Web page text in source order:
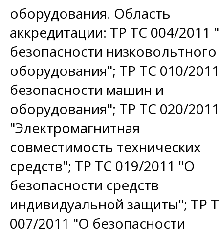
оборудования. Область
аккредитации: ТР ТС 004/2011
безопасности низковольтного
оборудования"; ТР ТС 010/
безопасности машин и
оборудования"; ТР ТС 020/2011
"Электромагнитная
совместимость технических
средств"; ТР ТС 019/2011 "О
безопасности средств
индивидуальной защиты"; ТР
007/2011 "О безопасности